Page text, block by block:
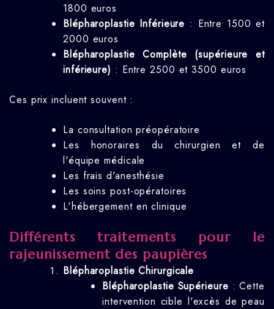
1800 euros
Blépharoplastie Inférieure : Entre 1500 et
2000 euros
Blépharoplastie Complète (supérieure et
inférieure) : Entre 2500 et 3500 euros
Ces prix incluent souvent :
La consultation préopératoire
Les honoraires du chirurgien et de
l'équipe médicale
Les frais d'anesthésie
Les soins post-opératoires
L'hébergement en clinique
Différents traitements pour le
rajeunissement des paupières
Blépharoplastie Chirurgicale
Blépharoplastie Supérieure : Cette
intervention cible l'excès de peau